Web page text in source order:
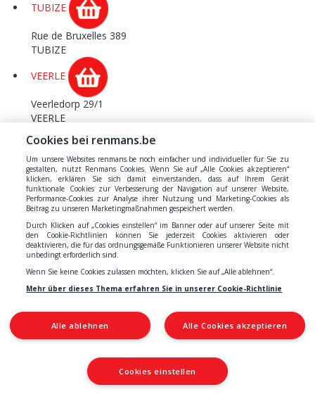
TUBIZE
Rue de Bruxelles 389
TUBIZE
VEERLE
Veerledorp 29/1
VEERLE
VILVOORDE 2
Leuvensesteenweg 229
VILVOORDE
VIRTON
Faubourg d'Arrival 65
VIRTON
Collège van Luxemburglaan 2
VOSSEM
Rue des Tendeurs 1
Cookies bei renmans.be
Um unsere Websites renmans.be noch einfacher und individueller für Sie zu
gestalten, nutzt Renmans Cookies. Wenn Sie auf „Alle Cookies akzeptieren“
klicken, erklären Sie sich damit einverstanden, dass auf Ihrem Gerät
funktionale Cookies zur Verbesserung der Navigation auf unserer Website,
Performance-Cookies zur Analyse ihrer Nutzung und Marketing-Cookies als
Beitrag zu unseren Marketingmaßnahmen gespeichert werden.
Durch Klicken auf „Cookies einstellen“ im Banner oder auf unserer Seite mit
den Cookie-Richtlinien können Sie jederzeit Cookies aktivieren oder
deaktivieren, die für das ordnungsgemäße Funktionieren unserer Website nicht
unbedingt erforderlich sind.
Wenn Sie keine Cookies zulassen möchten, klicken Sie auf „Alle ablehnen“.
Mehr über dieses Thema erfahren Sie in unserer Cookie-Richtlinie
Alle Cookies akzeptieren
Alle ablehnen
Cookies einstellen